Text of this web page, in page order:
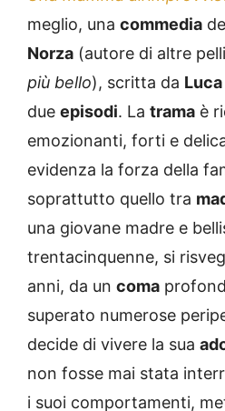
meglio, una commedia
Norza (autore di altre
più bello), scritta da
due episodi. La trama è
emozionanti, forti e
evidenza la forza della
soprattutto quello tra
una giovane madre e
trentacinquenne, si
anni, da un coma
superato numerose
decide di vivere la sua
non fosse mai stata
i suoi comportamenti,